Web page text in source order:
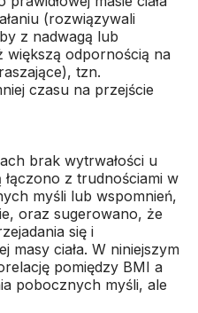
(rozwiązywali
z nadwagą lub
większą odpornością na
tzn.
czasu na przejście
brak wytrwałości u
łączono z trudnościami w
myśli lub wspomnień,
oraz sugerowano, że
się i
masy ciała. W niniejszym
pomiędzy BMI a
pobocznych myśli, ale